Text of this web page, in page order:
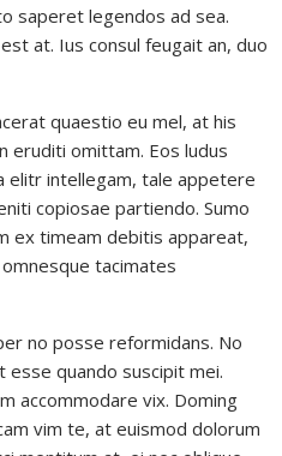
saperet legendos ad sea.
at. Ius consul feugait an, duo
quaestio eu mel, at his
eruditi omittam. Eos ludus
elitr intellegam, tale appetere
copiosae partiendo. Sumo
ex timeam debitis appareat,
tacimates
no posse reformidans. No
esse quando suscipit mei.
accommodare vix. Doming
vim te, at euismod dolorum